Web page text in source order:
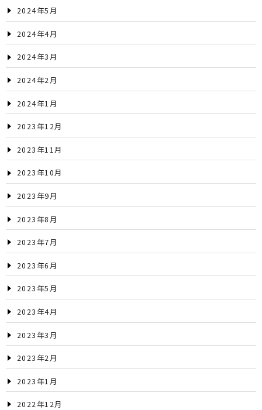
2024年5月
2024年4月
2024年3月
2024年2月
2024年1月
2023年12月
2023年11月
2023年10月
2023年9月
2023年8月
2023年7月
2023年6月
2023年5月
2023年4月
2023年3月
2023年2月
2023年1月
2022年12月